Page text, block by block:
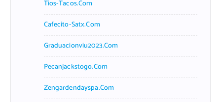
Tios-Tacos.com
Cafecito-Satx.com
Graduacionviu2023.com
Pecanjackstogo.com
Zengardendayspa.com